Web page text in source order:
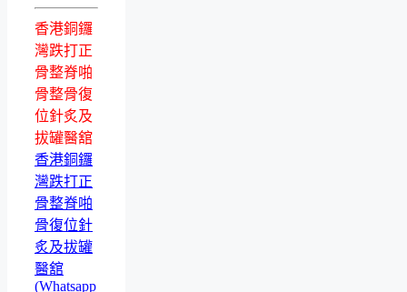
香港銅鑼
灣跌打正
骨整脊啪
骨整骨復
位針炙及
拔罐醫舘
香港銅鑼
灣跌打正
骨整脊啪
骨復位針
炙及拔罐
醫舘
(Whatsapp